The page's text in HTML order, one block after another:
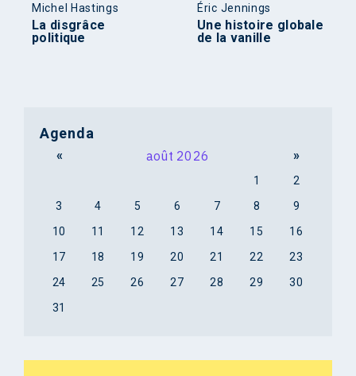
Michel Hastings
La disgrâce
politique
Éric Jennings
Une histoire globale
de la vanille
Agenda
« août 2026 »
1
2
3
4 5 6 7 8
9
10
11 12 13 14 15
16
17
18 19 20 21 22
23
24
25 26 27 28 29
30
31